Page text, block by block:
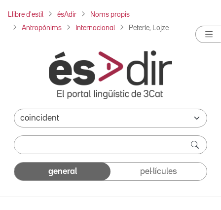
Llibre d'estil ésAdir Noms propis
Antropònims Internacional Peterle, Lojze
general pel·lícules